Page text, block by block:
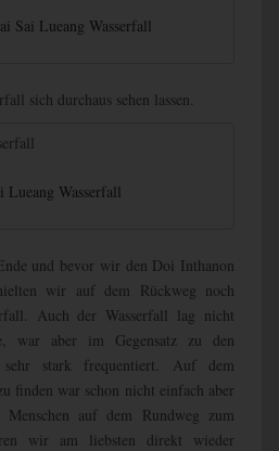
Sai Lueang Wasserfall
sich durchaus sehen lassen.
Lueang Wasserfall
und bevor wir den Doi Inthanon
wir auf dem Rückweg noch
Auch der Wasserfall lag nicht
war aber im Gegensatz zu den
sehr stark frequentiert. Auf dem
finden war schon nicht einfach aber
auf dem Rundweg zum
wir am liebsten direkt wieder